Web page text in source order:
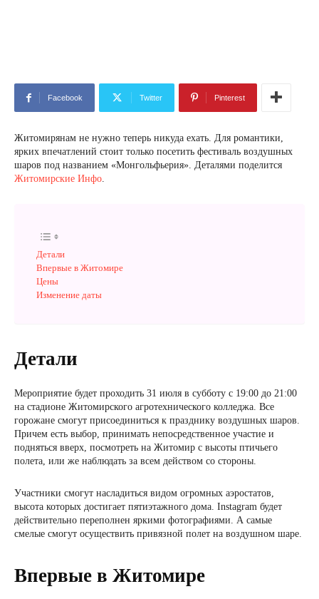
Facebook Twitter Pinterest
Житомирянам не нужно теперь никуда ехать. Для романтики,
ярких впечатлений стоит только посетить фестиваль воздушных
шаров под названием «Монгольфьерия». Деталями поделится
Житомирские Инфо.
Детали
Впервые в Житомире
Цены
Изменение даты
Детали
Мероприятие будет проходить 31 июля в субботу с 19:00 до 21:00
на стадионе Житомирского агротехнического колледжа. Все
горожане смогут присоединиться к празднику воздушных шаров.
Причем есть выбор, принимать непосредственное участие и
подняться вверх, посмотреть на Житомир с высоты птичьего
полета, или же наблюдать за всем действом со стороны.
Участники смогут насладиться видом огромных аэростатов,
высота которых достигает пятиэтажного дома. Instagram будет
действительно переполнен яркими фотографиями. А самые
смелые смогут осуществить привязной полет на воздушном шаре.
Впервые в Житомире